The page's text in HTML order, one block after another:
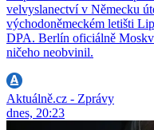
velvyslanectví v Německu
východoněmeckém letišti
DPA. Berlín oficiálně
ničeho neobvinil.
Aktuálně.cz - Zprávy
dnes, 20:23